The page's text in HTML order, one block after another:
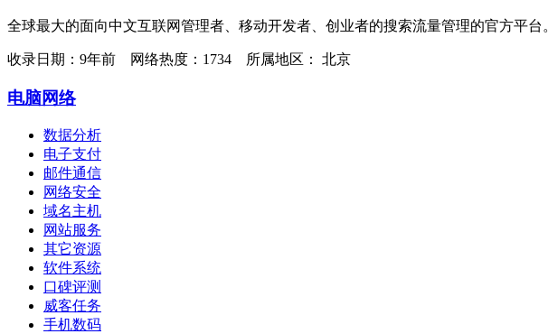
全球最大的面向中文互联网管理者、移动开发者、创业者的搜索流量管理的官方平
收录日期： 9年前 网络热度：1734 所属地区： 北京
电脑网络
数据分析
电子支付
邮件通信
网络安全
域名主机
网站服务
其它资源
软件系统
口碑评测
威客任务
手机数码